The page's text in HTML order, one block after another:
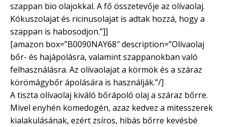
szappan bio olajokkal. A fő összetevője az olívaolaj.
Kókuszolajat és ricinusolajat is adtak hozzá, hogy a
szappan is habosodjon.”]]
[amazon box=”B0090NAY68″ description=”Olívaolaj
bőr- és hajápolásra, valamint szappanokban való
felhasználásra. Az olívaolajat a körmök és a száraz
körömágybőr ápolására is használják.”/]
A tiszta olívaolaj kiváló bőrápoló olaj a száraz bőrre.
Mivel enyhén komedogén, azaz kedvez a mitesszerek
kialakulásának, ezért zsíros, hibás bőrre kevésbé